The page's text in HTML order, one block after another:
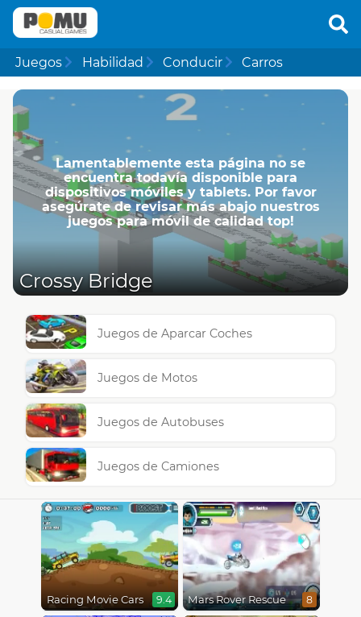
Juegos Habilidad Conducir Carros
Lamentablemente esta página no se
encuentra todavía disponible para
dispositivos móviles y tablets. Por favor
asegúrate de revisar más abajo nuestros
juegos para móvil de calidad top!
Crossy Bridge
Juegos de Aparcar Coches
Juegos de Motos
Juegos de Autobuses
Juegos de Camiones
Racing Movie Cars 9.4 Mars Rover Rescue 8